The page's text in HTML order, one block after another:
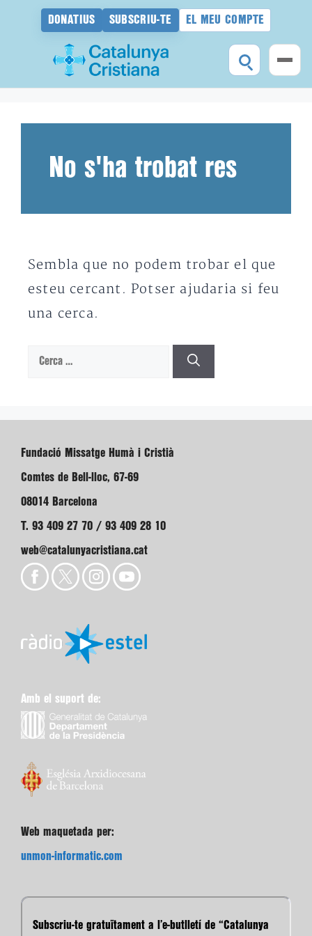
DONATIUS SUBSCRIU-TE EL MEU COMPTE
No s'ha trobat res
Sembla que no podem trobar el que
esteu cercant. Potser ajudaria si feu
una cerca.
Cerca:
Fundació Missatge Humà i Cristià
Comtes de Bell-lloc, 67-69
08014 Barcelona
T. 93 409 27 70 / 93 409 28 10
web@catalunyacristiana.cat
Amb el suport de:
Web maquetada per:
unmon-informatic.com
Subscriu-te gratuïtament a l’e-butlletí de “Catalunya